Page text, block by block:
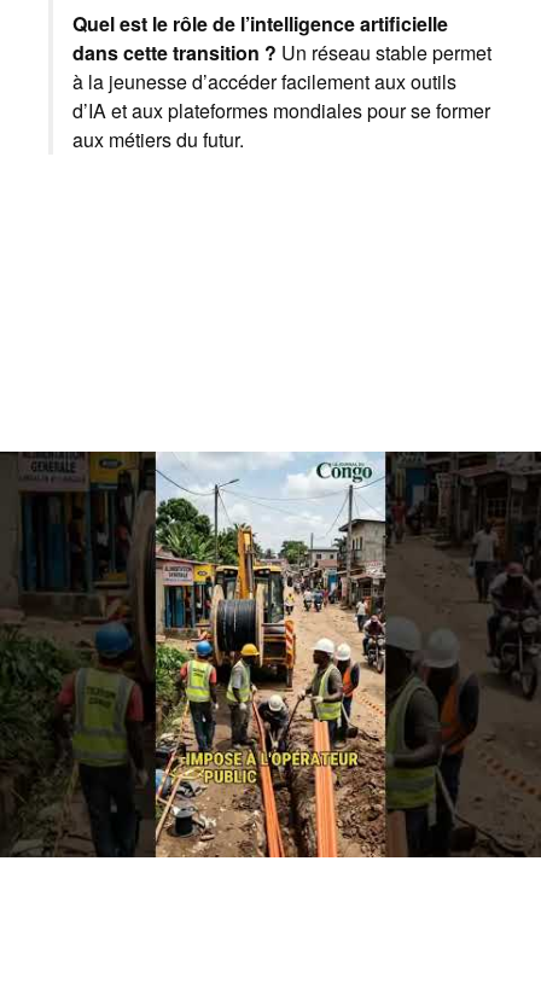
Quel est le rôle de l’intelligence artificielle
dans cette transition ? Un réseau stable permet
à la jeunesse d’accéder facilement aux outils
d’IA et aux plateformes mondiales pour se former
aux métiers du futur.